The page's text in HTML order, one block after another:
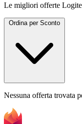
Le migliori offerte
Ordina per Sconto
Nessuna offerta trovata